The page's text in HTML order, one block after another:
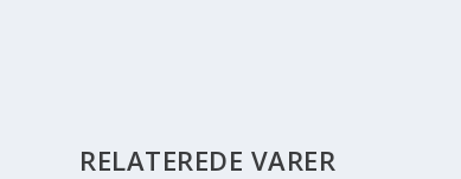
RELATEREDE VARER